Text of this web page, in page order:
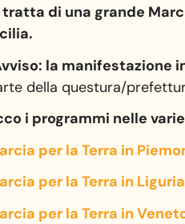
tratta di una grande
la manifestazione
della questura/
i programmi nelle
per la Terra in
per la Terra in
per la Terra in